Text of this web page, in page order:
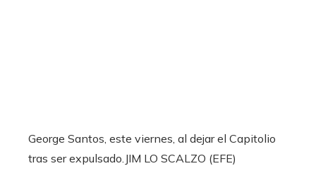
George Santos, este viernes, al dejar el Capitolio
tras ser expulsado. JIM LO SCALZO (EFE)